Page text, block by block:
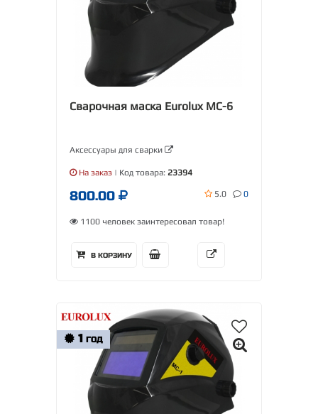
Сварочная маска Eurolux МС-6
Аксессуары для сварки
На заказ | Код товара: 23394
800.00 5.0 0
1100 человек заинтересовал товар!
В КОРЗИНУ
1 ГОД